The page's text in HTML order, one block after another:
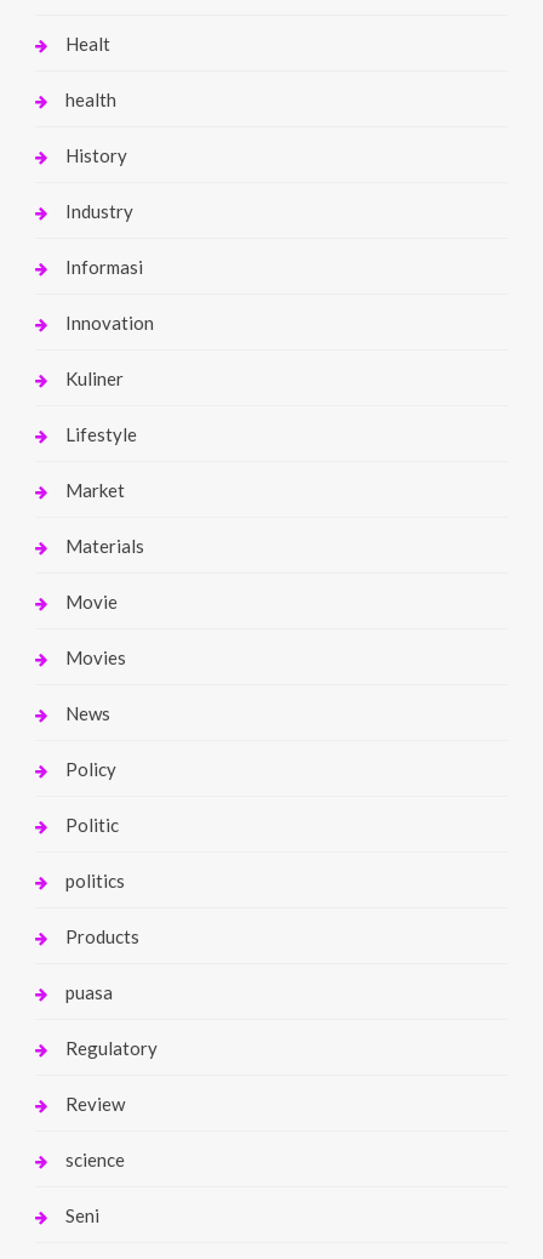
Healt
health
History
Industry
Informasi
Innovation
Kuliner
Lifestyle
Market
Materials
Movie
Movies
News
Policy
Politic
politics
Products
puasa
Regulatory
Review
science
Seni